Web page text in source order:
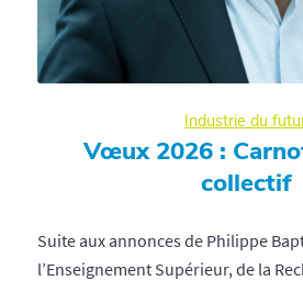
Industrie du
Vœux 2026 :
collectif
Suite aux annonces de Philippe
l’Enseignement Supérieur, de la